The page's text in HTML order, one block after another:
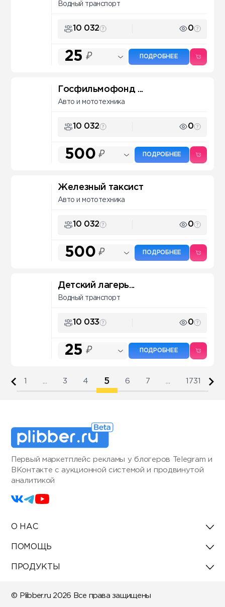
Водный транспорт
10 032 0
25 ₽ ПОДРОБНЕЕ
Госфильмофонд ...
Авто и мототехника
10 032 0
500 ₽ ПОДРОБНЕЕ
Железный таксист
Авто и мототехника
10 032 0
500 ₽ ПОДРОБНЕЕ
Детский лагерь...
Водный транспорт
10 033 0
25 ₽ ПОДРОБНЕЕ
3 4 5 6 7 1731
Первый маркетплейс рекламы у блогеров Telegram и
ВКонтакте с аукционной системой и продвинутой
аналитикой
О НАС
ПОМОЩЬ
ПРОДУКТЫ
© Plibber.ru 2026 Все права защищены